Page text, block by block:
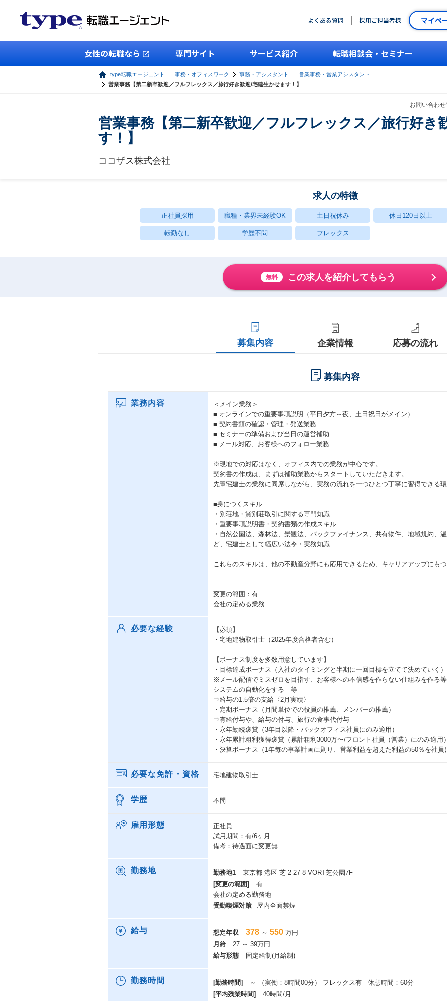
よくある質問 採用ご担当者様 マイペ
女性の転職なら 専門サイト サービス紹介 転職相談会・セミナー
type転職エージェント 事務・オフィスワーク 事務・アシスタント
営業事務・営業アシスタント
営業事務【第二新卒歓迎／フルフレックス／旅行好き歓迎/宅建生かせます！】
お問い合わ
営業事務【第二新卒歓迎／フルフレックス／旅行好き
す！】
ココザス株式会社
求人の特徴
正社員採用 職種・業界未経験OK 土日祝休み 休日120日以上
転勤なし 学歴不問 フレックス
無料 この求人を紹介してもらう
募集内容 企業情報 応募の流れ
募集内容
業務内容
＜メイン業務＞
■ オンラインでの重要事項説明（平日夕方～夜、土日祝日がメイン）
■ 契約書類の確認・管理・発送業務
■ セミナーの準備および当日の運営補助
■ メール対応、お客様へのフォロー業務
※現地での対応はなく、オフィス内での業務が中心です。
契約書の作成は、まずは補助業務からスタートしていただきます。
先輩宅建士の業務に同席しながら、実務の流れを一つひとつ丁寧に習得できる環
■身につくスキル
・別荘地・貸別荘取引に関する専門知識
・重要事項説明書・契約書類の作成スキル
・自然公園法、森林法、景観法、バックファイナンス、共有物件、地域規約、
ど、宅建士として幅広い法令・実務知識
これらのスキルは、他の不動産分野にも応用できるため、キャリアアップにもつ
変更の範囲：有
会社の定める業務
必要な経験
【必須】
・宅地建物取引士（2025年度合格者含む）
【ボーナス制度を多数用意しています】
・目標達成ボーナス（入社のタイミングと半期に一回目標を立てて決めていく）
※メール配信でミスゼロを目指す、お客様への不信感を作らない仕組みを作る等
システムの自動化をする 等
⇒給与の1.5倍の支給〈2月実績〉
・定期ボーナス（月間単位での役員の推薦、メンバーの推薦）
⇒有給付与や、給与の付与、旅行の食事代付与
・永年勤続褒賞（3年目以降・バックオフィス社員にのみ適用）
・永年累計粗利獲得褒賞（累計粗利3000万〜/フロント社員（営業）にのみ適用）
・決算ボーナス（1年毎の事業計画に則り、営業利益を超えた利益の50％を社員
必要な免許・資格 宅地建物取引士
学歴 不問
雇用形態
正社員
試用期間：有/6ヶ月
備考：待遇面に変更無
勤務地 勤務地1
東京都 港区 芝 2-27-8 VORT芝公園7F
[変更の範囲]
有
会社の定める勤務地
受動喫煙対策
屋内全面禁煙
給与 想定年収 378 ～ 550 万円
月給
27 ～ 39万円
給与形態
固定給制(月給制)
勤務時間 [勤務時間]
～ （実働：8時間00分） フレックス有 休憩時間：60分
[平均残業時間]
40時間/月